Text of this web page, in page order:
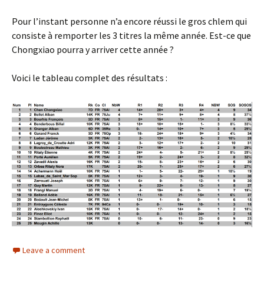
Pour l’instant personne n’a encore réussi le gros chlem qui
consiste à remporter les 3 titres la même année. Est-ce que
Chongxiao pourra y arriver cette année ?
Voici le tableau complet des résultats :
Leave a comment